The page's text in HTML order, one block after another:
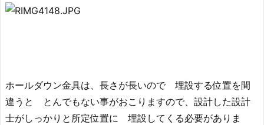
ホールダウン金具は、長さが長いので 埋設する位置を間
違うと とんでもない事がおこりますので、設計した設計
士がしっかりと所定位置に 埋設してくる必要がありま